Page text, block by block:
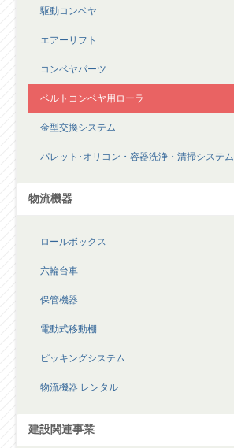
駆動コンベヤ
エアーリフト
コンベヤパーツ
ベルトコンベヤ用ローラ
金型交換システム
パレット･オリコン・容器洗浄・清掃システム
物流機器
ロールボックス
六輪台車
保管機器
電動式移動棚
ピッキングシステム
物流機器 レンタル
建設関連事業